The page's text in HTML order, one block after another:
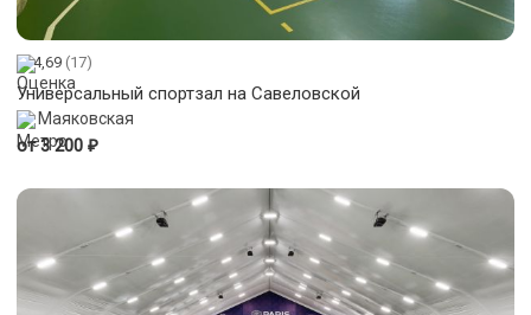
4,69 (17)
Универсальный спортзал на Савеловской
Маяковская
от 3 200 ₽